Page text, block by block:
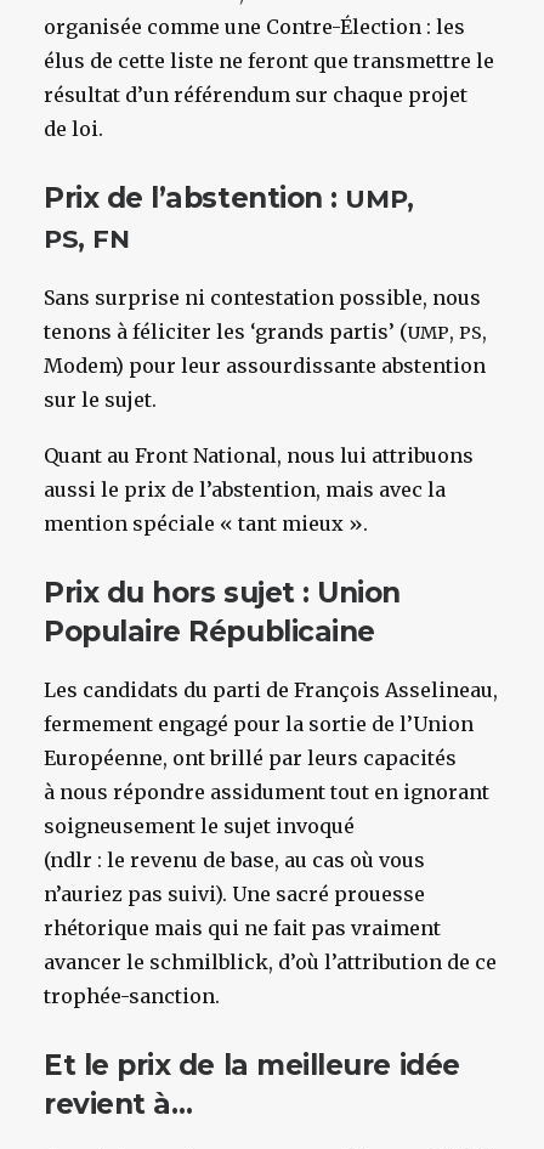
organisée comme une Contre-Élection : les
élus de cette liste ne feront que transmettre le
résultat d’un référendum sur chaque projet
de loi.
Prix de l’abstention : UMP,
PS, FN
Sans surprise ni contestation possible, nous
tenons à féliciter les ‘grands partis’ (UMP, PS,
Modem) pour leur assourdissante abstention
sur le sujet.
Quant au Front National, nous lui attribuons
aussi le prix de l’abstention, mais avec la
mention spéciale « tant mieux ».
Prix du hors sujet : Union
Populaire Républicaine
Les candidats du parti de François Asselineau,
fermement engagé pour la sortie de l’Union
Européenne, ont brillé par leurs capacités
à nous répondre assidument tout en ignorant
soigneusement le sujet invoqué
(ndlr : le revenu de base, au cas où vous
n’auriez pas suivi). Une sacré prouesse
rhétorique mais qui ne fait pas vraiment
avancer le schmilblick, d’où l’attribution de ce
trophée-sanction.
Et le prix de la meilleure idée
revient à…